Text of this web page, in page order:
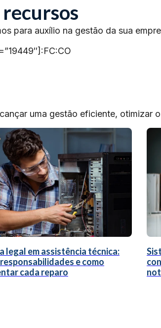
para auxílio na gestão da sua
uma gestão eficiente, otimizar
legal em assistência técnica:
e como
cada reparo